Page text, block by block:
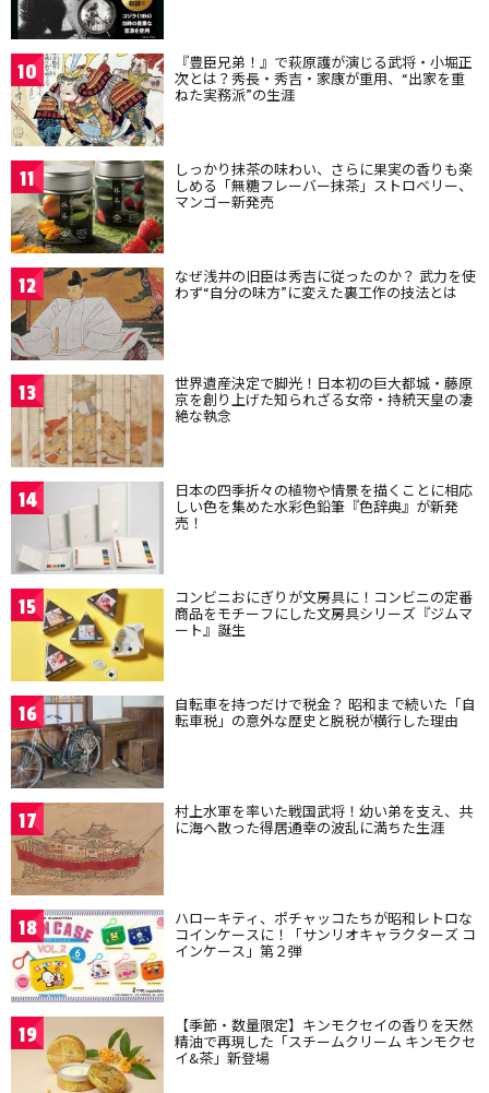
10 『豊臣兄弟！』で萩原護が演じる武将・小堀正
次とは？秀長・秀吉・家康が重用、“出家を重
ねた実務派”の生涯
11 しっかり抹茶の味わい、さらに果実の香りも楽
しめる「無糖フレーバー抹茶」ストロベリー、
マンゴー新発売
12 なぜ浅井の旧臣は秀吉に従ったのか？ 武力を使
わず“自分の味方”に変えた裏工作の技法とは
13 世界遺産決定で脚光！日本初の巨大都城・藤原
京を創り上げた知られざる女帝・持統天皇の凄
絶な執念
14 日本の四季折々の植物や情景を描くことに相応
しい色を集めた水彩色鉛筆『色辞典』が新発
売！
15 コンビニおにぎりが文房具に！コンビニの定番
商品をモチーフにした文房具シリーズ『ジムマ
ート』誕生
16 自転車を持つだけで税金？ 昭和まで続いた「自
転車税」の意外な歴史と脱税が横行した理由
17 村上水軍を率いた戦国武将！幼い弟を支え、共
に海へ散った得居通幸の波乱に満ちた生涯
18 ハローキティ、ポチャッコたちが昭和レトロな
コインケースに！「サンリオキャラクターズ コ
インケース」第２弾
19 【季節・数量限定】キンモクセイの香りを天然
精油で再現した「スチームクリーム キンモクセ
イ&茶」新登場